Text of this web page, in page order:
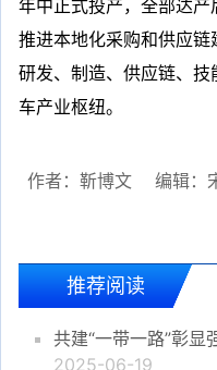
年中正式投产，全部达
推进本地化采购和供应
研发、制造、供应链、
车产业枢纽。
作者：靳博文 编辑：
推荐阅读
共建“一带一路”彰显
2025-06-19